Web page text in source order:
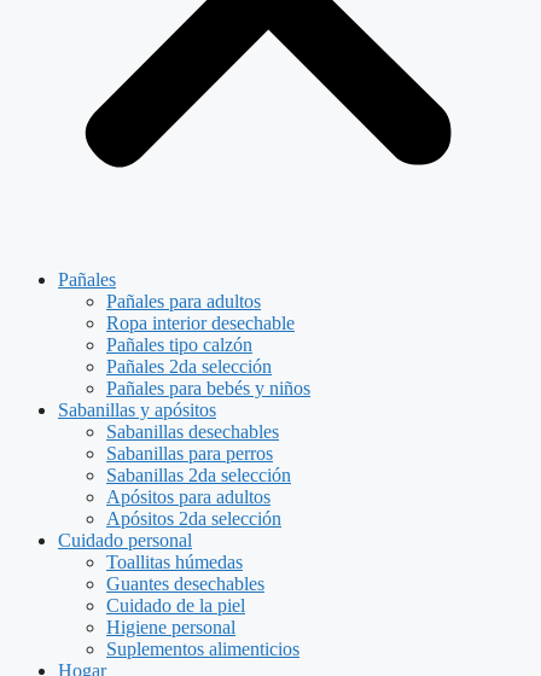
Pañales
Pañales para adultos
Ropa interior desechable
Pañales tipo calzón
Pañales 2da selección
Pañales para bebés y niños
Sabanillas y apósitos
Sabanillas desechables
Sabanillas para perros
Sabanillas 2da selección
Apósitos para adultos
Apósitos 2da selección
Cuidado personal
Toallitas húmedas
Guantes desechables
Cuidado de la piel
Higiene personal
Suplementos alimenticios
Hogar